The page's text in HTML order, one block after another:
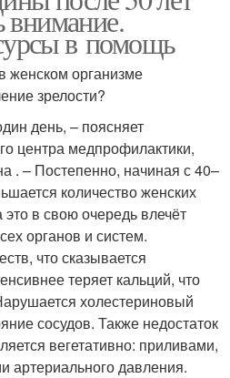
внимание.
в помощь
организме
зрелости?
день, – поясняет
центра медпрофилактики,
. – Постепенно, начиная с 40–
количество женских
в свою очередь влечёт
органов и систем.
что сказывается
теряет кальций, что
холестериновый
сосудов. Также недостаток
вегетативно: приливами,
артериального давления.